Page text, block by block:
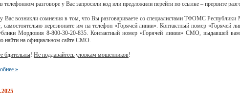
телефонном разговоре у Вас запросили код или предложили перейти по ссылке – прервите
Вас возникли сомнения в том, что Вы разговариваете со специалистами ТФОМС
перезвоните им на телефон «Горячей линии». Контактный номер «Горячей
Мордовия 8-800-30-20-835. Контактный номер «Горячей линии» СМО, выдавшей
найти на официальном сайте СМО.
бдительны! Не поддавайтесь уловкам мошенников!
»